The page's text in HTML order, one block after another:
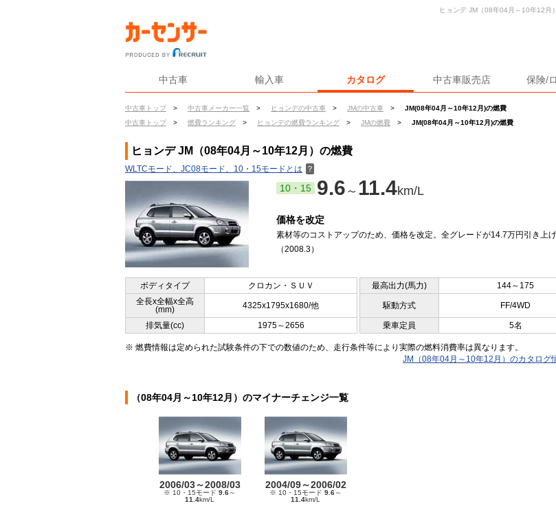
中古車 輸入車 カタログ 中古車販売店 保険/
中古車トップ > 中古車メーカー一覧 > ヒョンデの中古車 > JMの中古車 >
JM(08年04月～10年12月)の燃費
中古車トップ
> 燃費ランキング > ヒョンデの燃費ランキング > JMの燃費 > JM(08年04月～10年12月)の燃費
ヒョンデ JM（08年04月～10年12月
ヒョンデ JM（08年04月～10年12月）の燃費
WLTCモード、JC08モード、10・15モードとは ？
10・15 9.6 ～ 11.4km/L
価格を改定
素材等のコストアップのため、価格を改定。全グレードが14.7万円引き上げ
（2008.3）
ボディタイプ クロカン・ＳＵＶ 最高出力(馬力)
144～175
全長x全幅x全高
(mm)
4325x1795x1680/他 駆動方式 FF/4WD
排気量(cc) 1975～2656 乗車定員 5名
※ 燃費情報は定められた試験条件の下での数値のため、走行条件等により実際の燃料消費率は異なります。
JM（08年04月～10年12月）のカタログ
（08年04月～10年12月）のマイナーチェンジ一覧
2006/03～2008/03
※ 10・15モード 9.6～
11.4km/L
2004/09～2006/02
※ 10・15モード 9.6～
11.4km/L